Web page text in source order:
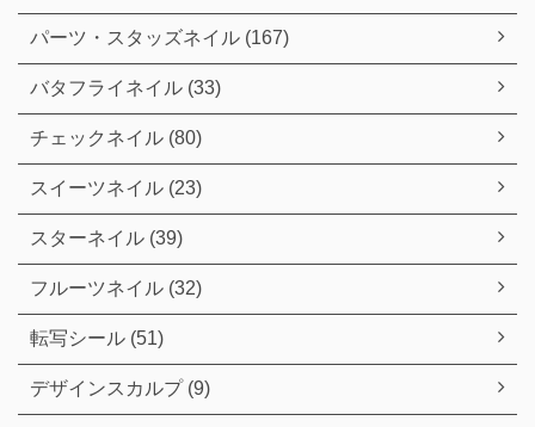
パーツ・スタッズネイル (167)
バタフライネイル (33)
チェックネイル (80)
スイーツネイル (23)
スターネイル (39)
フルーツネイル (32)
転写シール (51)
デザインスカルプ (9)